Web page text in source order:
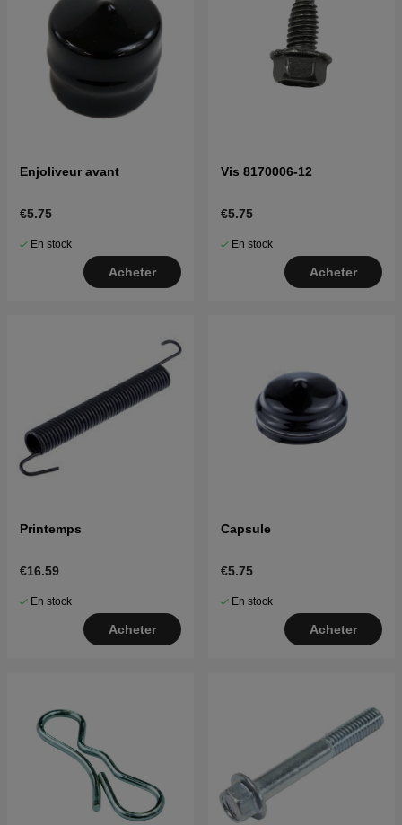
Enjoliveur avant
€5.75
En stock
Acheter
Vis 8170006-12
€5.75
En stock
Acheter
Printemps
€16.59
En stock
Acheter
Capsule
€5.75
En stock
Acheter